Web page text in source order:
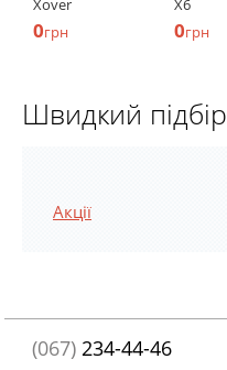
Xover
0грн
X6
0грн
Швидкий підбір
Акції
(067) 234-44-46